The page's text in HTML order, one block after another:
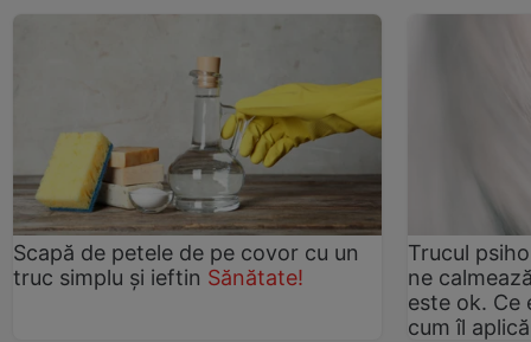
Scapă de petele de pe covor cu un
truc simplu și ieftin Sănătate!
Trucul
ne
este ok. Ce
cum îl